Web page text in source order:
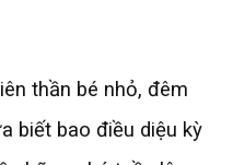
thần bé nhỏ, đêm
biết bao điều diệu kỳ